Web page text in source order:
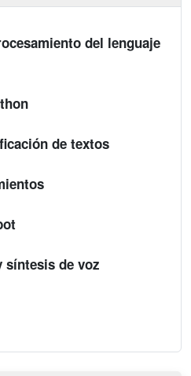
del lenguaje
de textos
síntesis de voz